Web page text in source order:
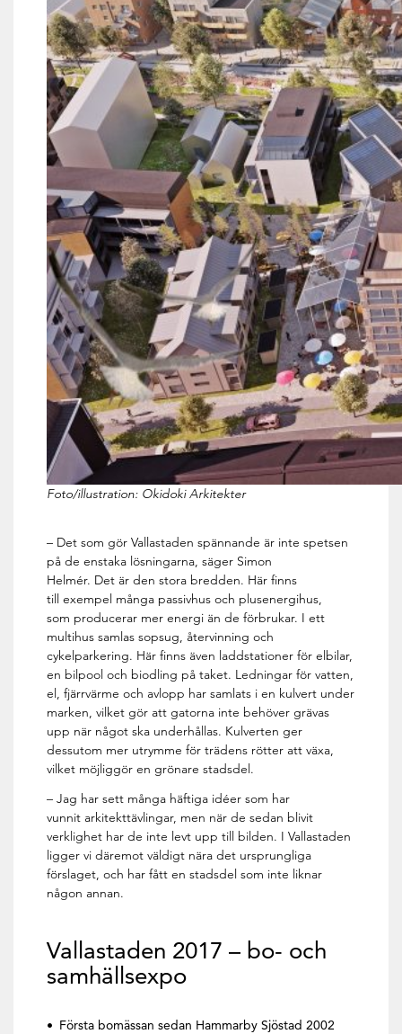
Foto/illustration: Okidoki Arkitekter
– Det som gör Vallastaden spännande är inte spetsen
på de enstaka lösningarna, säger Simon
Helmér. Det är den stora bredden. Här finns
till exempel många passivhus och plusenergihus,
som producerar mer energi än de förbrukar. I ett
multihus samlas sopsug, återvinning och
cykelparkering. Här finns även laddstationer för elbilar,
en bilpool och biodling på taket. Ledningar för vatten,
el, fjärrvärme och avlopp har samlats i en kulvert under
marken, vilket gör att gatorna inte behöver grävas
upp när något ska underhållas. Kulverten ger
dessutom mer utrymme för trädens rötter att växa,
vilket möjliggör en grönare stadsdel.
– Jag har sett många häftiga idéer som har
vunnit arkitekttävlingar, men när de sedan blivit
verklighet har de inte levt upp till bilden. I Vallastaden
ligger vi däremot väldigt nära det ursprungliga
förslaget, och har fått en stadsdel som inte liknar
någon annan.
Vallastaden 2017 – bo- och
samhällsexpo
Första bomässan sedan Hammarby Sjöstad 2002